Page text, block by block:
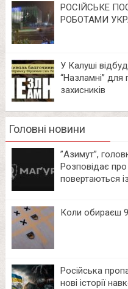
РОСІЙСЬКЕ
РОБОТАМИ
У Калуші
“Назламні” для
захисників
Головні новини
⁨”Азимут”,
Розповідає
повертаються
Коли обираєш
Російська
нові історії